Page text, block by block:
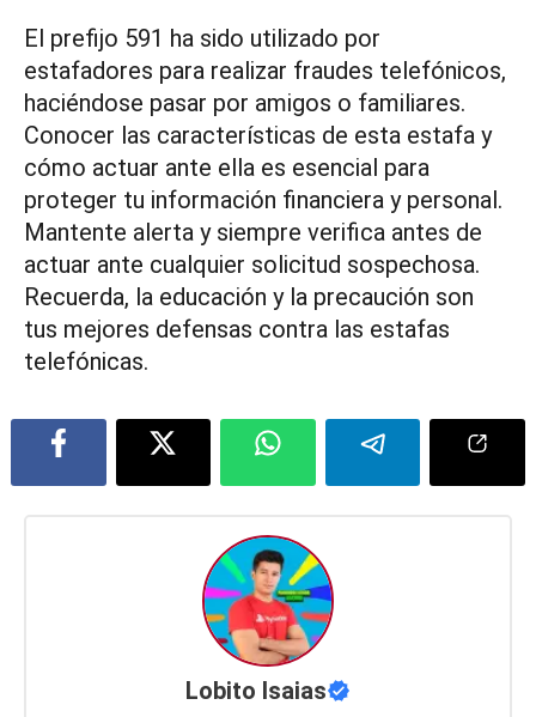
El prefijo 591 ha sido utilizado por
estafadores para realizar fraudes telefónicos,
haciéndose pasar por amigos o familiares.
Conocer las características de esta estafa y
cómo actuar ante ella es esencial para
proteger tu información financiera y personal.
Mantente alerta y siempre verifica antes de
actuar ante cualquier solicitud sospechosa.
Recuerda, la educación y la precaución son
tus mejores defensas contra las estafas
telefónicas.
Lobito Isaias